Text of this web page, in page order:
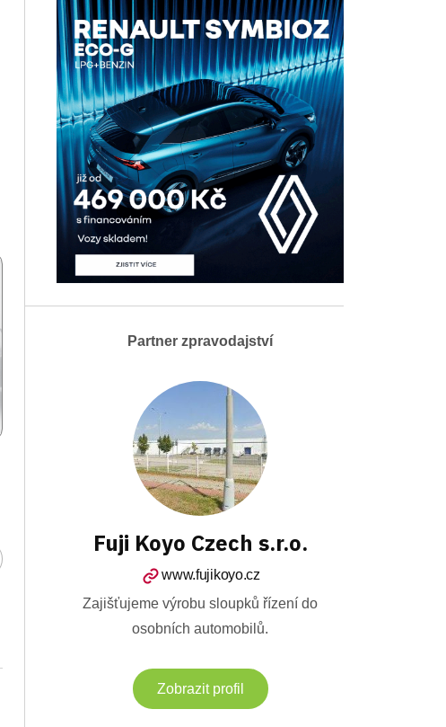
Partner zpravodajství
Fuji Koyo Czech s.r.o.
www.fujikoyo.cz
Zajišťujeme výrobu sloupků řízení do
osobních automobilů.
Zobrazit profil